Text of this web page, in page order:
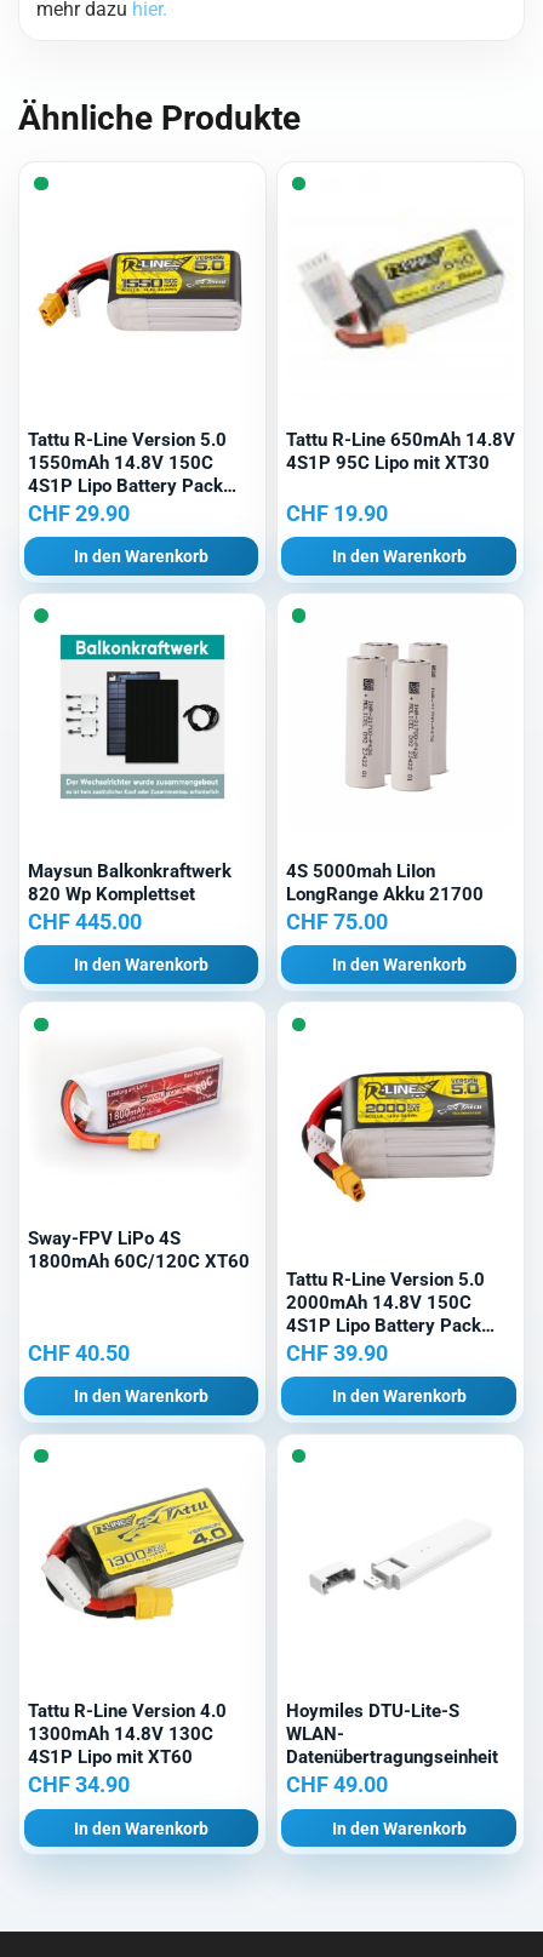
mehr dazu hier.
Ähnliche Produkte
Tattu R-Line Version 5.0
1550mAh 14.8V 150C
4S1P Lipo Battery Pack
with XT60 Plug
CHF29.90
In den Warenkorb
Tattu R-Line 650mAh 14.8V
4S1P 95C Lipo mit XT30
CHF19.90
In den Warenkorb
Maysun Balkonkraftwerk
820 Wp Komplettset
CHF445.00
In den Warenkorb
4S 5000mah LiIon
LongRange Akku 21700
CHF75.00
In den Warenkorb
Sway-FPV LiPo 4S
1800mAh 60C/120C XT60
CHF40.50
In den Warenkorb
Tattu R-Line Version 5.0
2000mAh 14.8V 150C
4S1P Lipo Battery Pack
with XT60 Plug
CHF39.90
In den Warenkorb
Tattu R-Line Version 4.0
1300mAh 14.8V 130C
4S1P Lipo mit XT60
CHF34.90
In den Warenkorb
Hoymiles DTU-Lite-S
WLAN-
Datenübertragungseinheit
CHF49.00
In den Warenkorb